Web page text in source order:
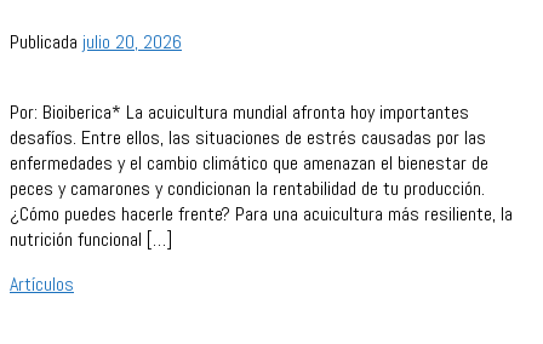
Publicada julio 20, 2026
Por: Bioiberica* La acuicultura mundial afronta hoy importantes
desafíos. Entre ellos, las situaciones de estrés causadas por las
enfermedades y el cambio climático que amenazan el bienestar de
peces y camarones y condicionan la rentabilidad de tu producción.
¿Cómo puedes hacerle frente? Para una acuicultura más resiliente, la
nutrición funcional […]
Artículos